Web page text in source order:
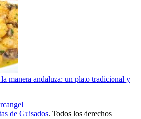
manera andaluza: un plato tradicional y
de Guisados. Todos los derechos